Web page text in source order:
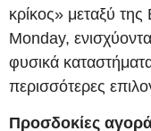
κρίκος» μεταξύ
Monday,
φυσικά
περισσότερες
Προσδοκίες